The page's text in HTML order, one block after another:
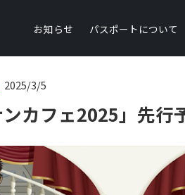
お知らせ パスポートについて
2025/3/5
ンカフェ2025」先行